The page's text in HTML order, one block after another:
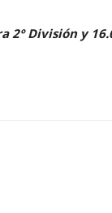
2º División y